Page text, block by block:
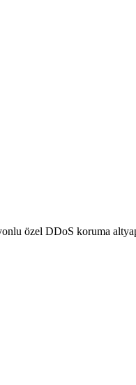
özel DDoS koruma